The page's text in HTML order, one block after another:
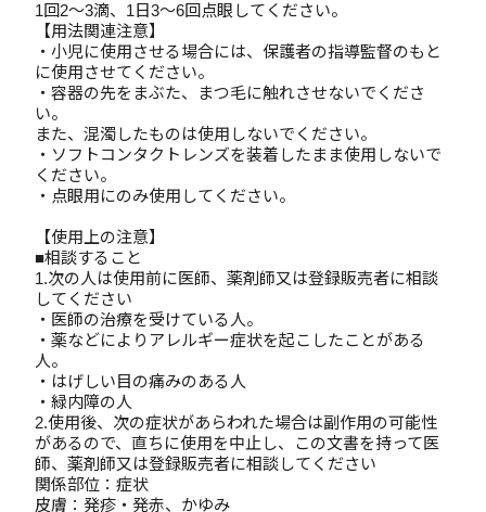
1回2～3滴、1日3～6回点眼してください。
【用法関連注意】
・小児に使用させる場合には、保護者の指導監督のもと
に使用させてください。
・容器の先をまぶた、まつ毛に触れさせないでくださ
い。
また、混濁したものは使用しないでください。
・ソフトコンタクトレンズを装着したまま使用しないで
ください。
・点眼用にのみ使用してください。
【使用上の注意】
■相談すること
1.次の人は使用前に医師、薬剤師又は登録販売者に相談
してください
・医師の治療を受けている人。
・薬などによりアレルギー症状を起こしたことがある
人。
・はげしい目の痛みのある人
・緑内障の人
2.使用後、次の症状があらわれた場合は副作用の可能性
があるので、直ちに使用を中止し、この文書を持って医
師、薬剤師又は登録販売者に相談してください
関係部位：症状
皮膚：発疹・発赤、かゆみ